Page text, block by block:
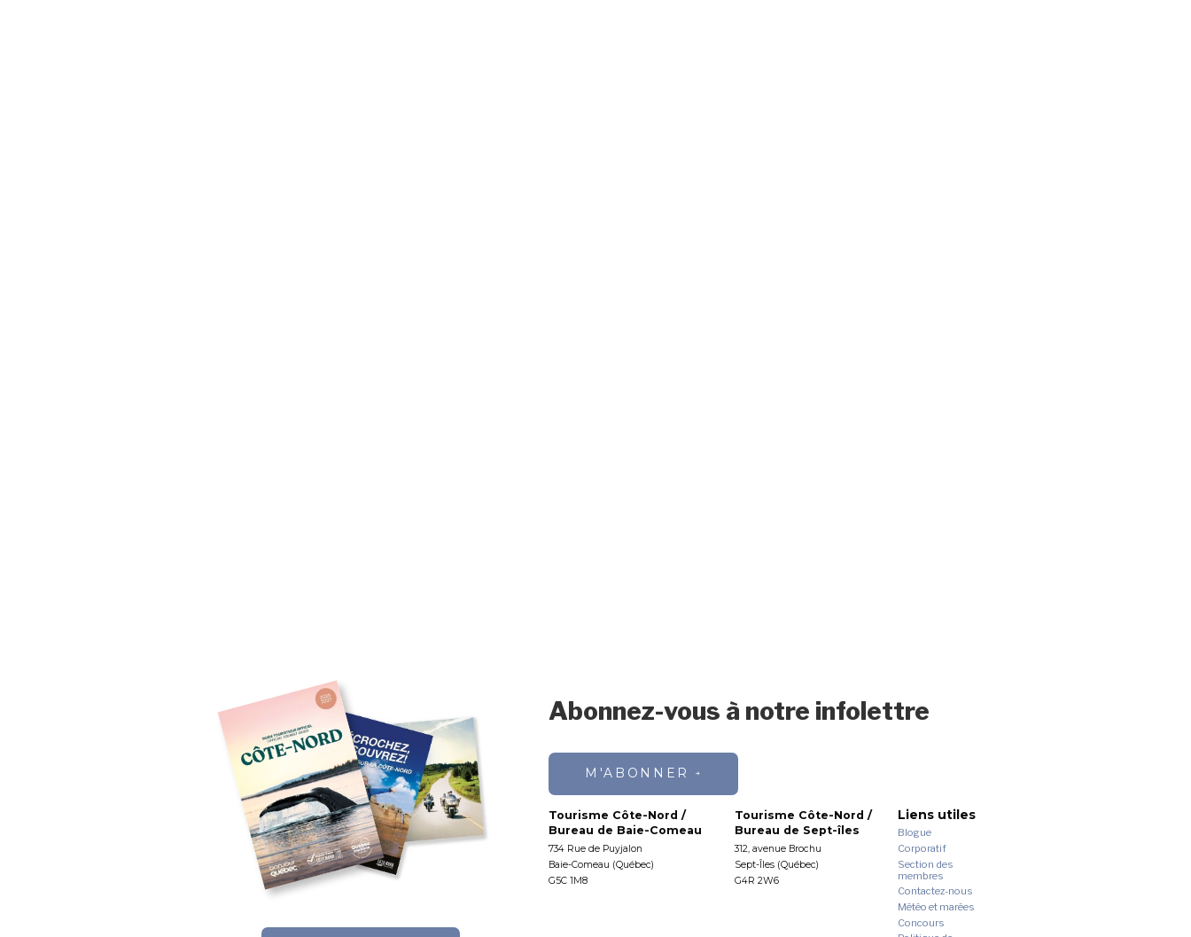
Abonnez-vous à notre infolettre
M'ABONNER
Tourisme Côte-Nord /
Bureau de Baie-Comeau
734 Rue de Puyjalon
Baie-Comeau (Québec)
G5C 1M8
Tourisme Côte-Nord /
Bureau de Sept-îles
312, avenue Brochu
Sept-Îles (Québec)
G4R 2W6
Liens utiles
Blogue
Corporatif
Section des
membres
Contactez-nous
Météo et marées
Concours